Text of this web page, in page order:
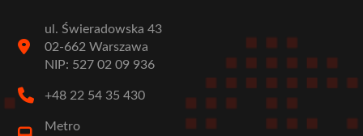
ul. Świeradowska 43
02-662 Warszawa
NIP: 527 02 09 936
+48 22 54 35 430
Metro